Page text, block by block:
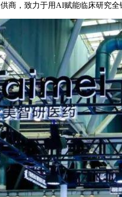
商，致力于用AI赋能临床研究全